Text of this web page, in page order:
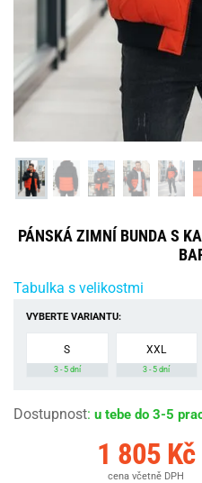
PÁNSKÁ ZIMNÍ BUNDA S
Tabulka s velikostmi
VYBERTE VARIANTU:
S
3 - 5 dní
XXL
3 - 5 dní
Dostupnost: u tebe do 3-5
1 805 Kč
cena včetně DPH